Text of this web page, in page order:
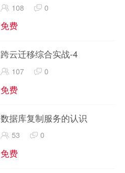
108 0
免费
跨云迁移综合实战-4
107 0
免费
数据库复制服务的认识
53 0
免费